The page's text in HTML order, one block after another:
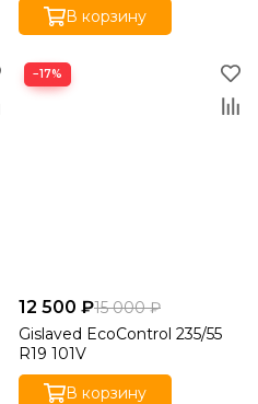
В корзину
−17%
12 500 ₽15 000 ₽
Gislaved EcoControl 235/55
R19 101V
В корзину